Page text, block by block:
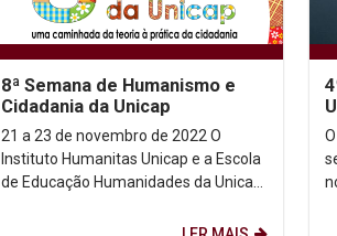
8ª Semana de Humanismo e
Cidadania da Unicap
21 a 23 de novembro de 2022 O
Instituto Humanitas Unicap e a Escola
de Educação Humanidades da Unicap
Humanismo e Cidadania da...